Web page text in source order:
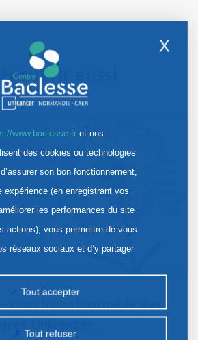
aussi
X
www.baclesse.fret nos
des cookies ou technologies
son bon fonctionnement,
expérience (en enregistrant vos
les performances du site
actions), vous permettre de vous
réseaux sociaux et d’y partager
sur notre site ou ceux de
Certains traceurs non classés
Tout accepter
Tout refuser